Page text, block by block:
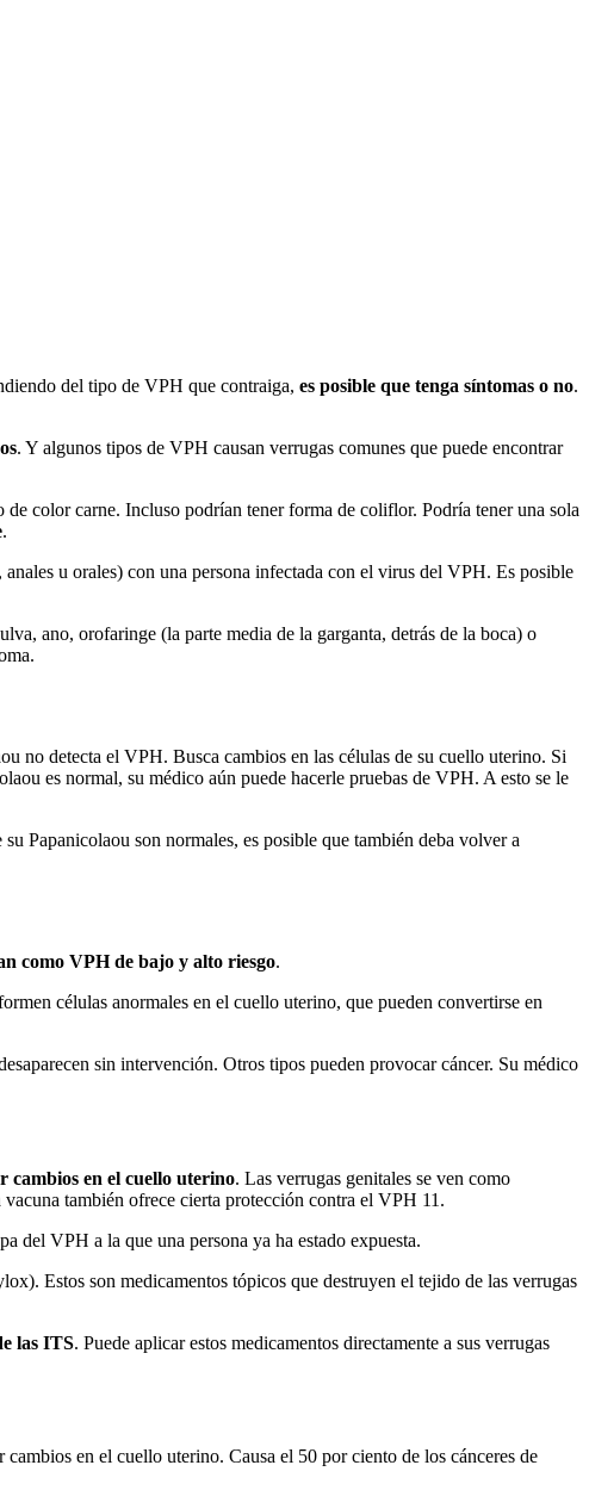
del tipo de VPH que contraiga, es posible que tenga síntomas o no.
. Y algunos tipos de VPH causan verrugas comunes que puede encontrar
de color carne. Incluso podrían tener forma de coliflor. Podría tener una sola
.
anales u orales) con una persona infectada con el virus del VPH. Es posible
ano, orofaringe (la parte media de la garganta, detrás de la boca) o
no detecta el VPH. Busca cambios en las células de su cuello uterino. Si
es normal, su médico aún puede hacerle pruebas de VPH. A esto se le
Papanicolaou son normales, es posible que también deba volver a
como VPH de bajo y alto riesgo.
células anormales en el cuello uterino, que pueden convertirse en
sin intervención. Otros tipos pueden provocar cáncer. Su médico
cambios en el cuello uterino. Las verrugas genitales se ven como
vacuna también ofrece cierta protección contra el VPH 11.
del VPH a la que una persona ya ha estado expuesta.
Estos son medicamentos tópicos que destruyen el tejido de las verrugas
las ITS. Puede aplicar estos medicamentos directamente a sus verrugas
cambios en el cuello uterino. Causa el 50 por ciento de los cánceres de